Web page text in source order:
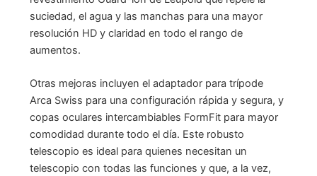
suciedad, el agua y las manchas para una mayor
resolución HD y claridad en todo el rango de
aumentos.
Otras mejoras incluyen el adaptador para trípode
Arca Swiss para una configuración rápida y segura, y
copas oculares intercambiables FormFit para mayor
comodidad durante todo el día. Este robusto
telescopio es ideal para quienes necesitan un
telescopio con todas las funciones y que, a la vez,